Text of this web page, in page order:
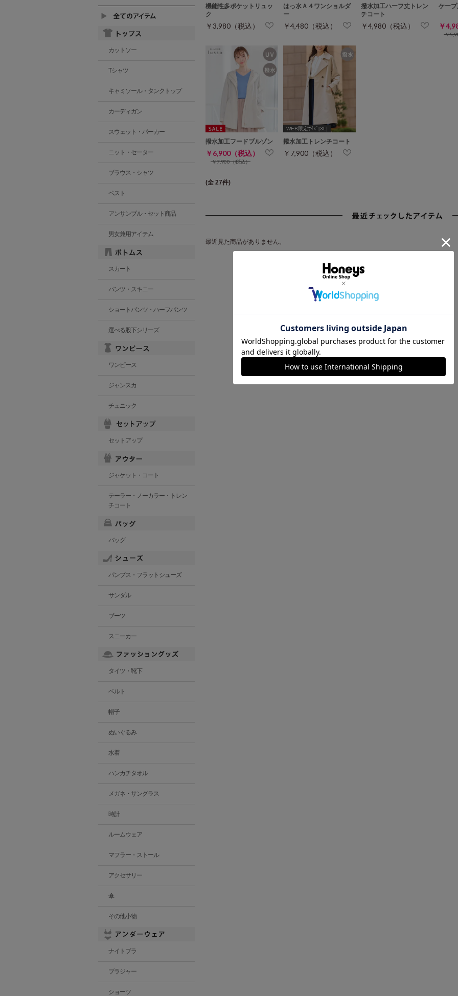
機能性多ポケットリュッ
ク
￥3,980（税込）
はっ水Ａ４ワンショルダ
ー
￥4,480（税込）
撥水加工ハーフ丈トレン
チコート
￥4,980（税込）
ケー
￥
￥
撥水加工フードブルゾン
￥6,900（税込）
￥7,900（税込）
WEB限定ｻｲｽﾞ[3L]
撥水加工トレンチコート
￥7,900（税込）
(全 27件)
最近見た商品がありません。
カットソー
Tシャツ
キャミソール・タンクトップ
カーディガン
スウェット・パーカー
ニット・セーター
ブラウス・シャツ
ベスト
アンサンブル・セット商品
男女兼用アイテム
スカート
パンツ・スキニー
ショートパンツ・ハーフパンツ
選べる股下シリーズ
ワンピース
ジャンスカ
チュニック
セットアップ
ジャケット・コート
テーラー・ノーカラー・トレン
チコート
バッグ
パンプス・フラットシューズ
サンダル
ブーツ
スニーカー
タイツ・靴下
ベルト
帽子
ぬいぐるみ
水着
ハンカチタオル
メガネ・サングラス
時計
ルームウェア
マフラー・ストール
アクセサリー
傘
その他小物
ナイトブラ
ブラジャー
ショーツ